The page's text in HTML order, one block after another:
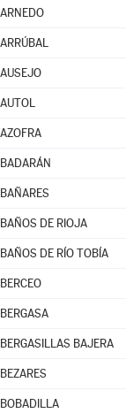
ARNEDO
ARRÚBAL
AUSEJO
AUTOL
AZOFRA
BADARÁN
BAÑARES
BAÑOS DE RIOJA
BAÑOS DE RÍO TOBÍA
BERCEO
BERGASA
BERGASILLAS BAJERA
BEZARES
BOBADILLA